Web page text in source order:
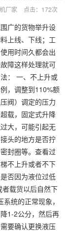
厂家 点击：172次
广的货物举升设
上线、下线；工
用时间久都会出
障这样处理就可
： 一、不上升或
，调整到110%额
阀）调定的压力
载，固定式升降
大，可能引起无
头的地方是否拧
封圈等。查看过
不上升或者不下
否因为液位过低
载货以后自然下
统的正常现象，
1-2公分，然后再
要确认更换液压